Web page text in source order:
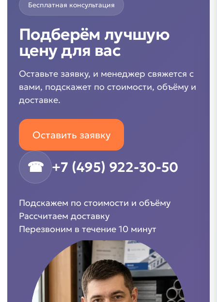
Бесплатная консультация
Подберём лучшую
цену для вас
Оставьте заявку, и менеджер свяжется с
вами, подскажет по стоимости, объёму и
доставке.
Оставить заявку
☎ +7 (495) 922-30-50
Подскажем по стоимости и объёму
Рассчитаем доставку
Перезвоним в течение 10 минут